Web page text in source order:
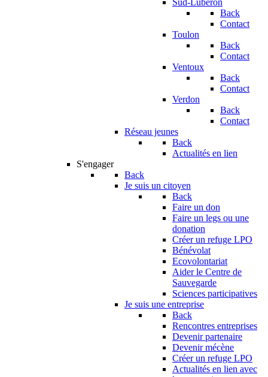
Sud-Luberon
Back
Contact
Toulon
Back
Contact
Ventoux
Back
Contact
Verdon
Back
Contact
Réseau jeunes
Back
Actualités en lien
S'engager
Back
Je suis un citoyen
Back
Faire un don
Faire un legs ou une
donation
Créer un refuge LPO
Bénévolat
Ecovolontariat
Aider le Centre de
Sauvegarde
Sciences participatives
Je suis une entreprise
Back
Rencontres entreprises
Devenir partenaire
Devenir mécène
Créer un refuge LPO
Actualités en lien avec